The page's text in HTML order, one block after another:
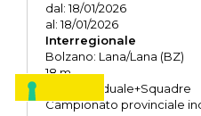
dal: 18/01/2026
al: 18/01/2026
Interregionale
Bolzano: Lana/Lana (BZ)
18 m
O.R. Individuale+Squadre
Campionato provinciale